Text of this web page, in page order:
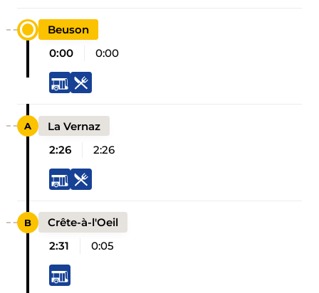
Beuson
0:00
0:00
La Vernaz
2:26
2:26
Crête-à-l'Oeil
2:31
0:05